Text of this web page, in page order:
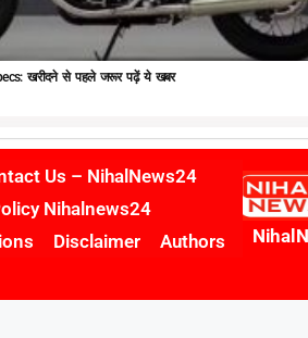
खरीदने से पहले जरूर पढ़ें ये खबर
Us – NihalNews24
Nihalnews24
Disclaimer Authors